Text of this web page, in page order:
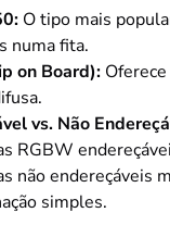
O tipo mais
numa fita.
on Board):
vs. Não
RGBW
não endereçáveis
simples.